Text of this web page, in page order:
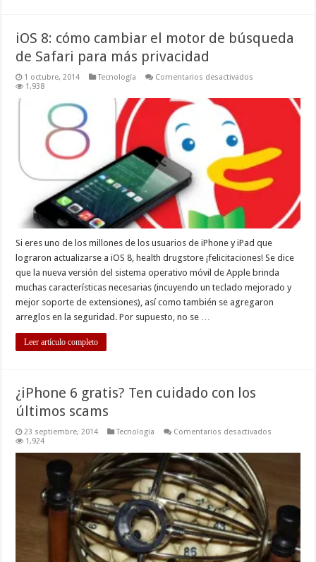
iOS 8: cómo cambiar el motor de búsqueda
de Safari para más privacidad
1 octubre, 2014 Tecnología Comentarios desactivados
búsqueda
Safari
para
más
1,938
Si eres uno de los millones de los usuarios de iPhone y iPad que
lograron actualizarse a iOS 8, health drugstore ¡felicitaciones! Se dice
que la nueva versión del sistema operativo móvil de Apple brinda
muchas características necesarias (incuyendo un teclado mejorado y
mejor soporte de extensiones), así como también se agregaron
arreglos en la seguridad. Por supuesto, no se …
Leer artículo completo
¿iPhone 6 gratis? Ten cuidado con los
últimos scams
23 septiembre, 2014 Tecnología Comentarios desactivados
últimos
scams
1,924